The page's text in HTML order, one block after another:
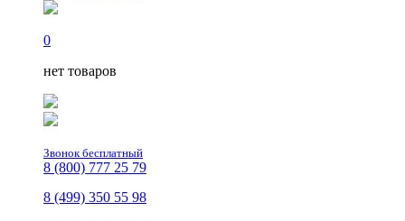
0
нет товаров
Звонок бесплатный
8 (800) 777 25 79
8 (499) 350 55 98